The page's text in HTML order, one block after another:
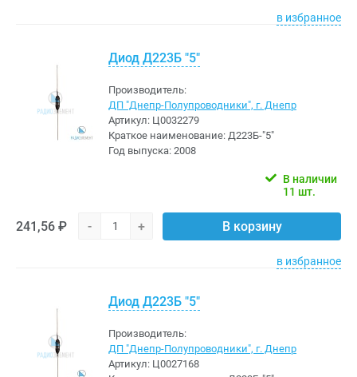
в избранное
Диод Д223Б "5"
Производитель:
ДП "Днепр-Полупроводники", г. Днепр
Артикул: Ц0032279
Краткое наименование: Д223Б-"5"
Год выпуска: 2008
В наличии
11 шт.
241,56 ₽ - + В корзину
в избранное
Диод Д223Б "5"
Производитель:
ДП "Днепр-Полупроводники", г. Днепр
Артикул: Ц0027168